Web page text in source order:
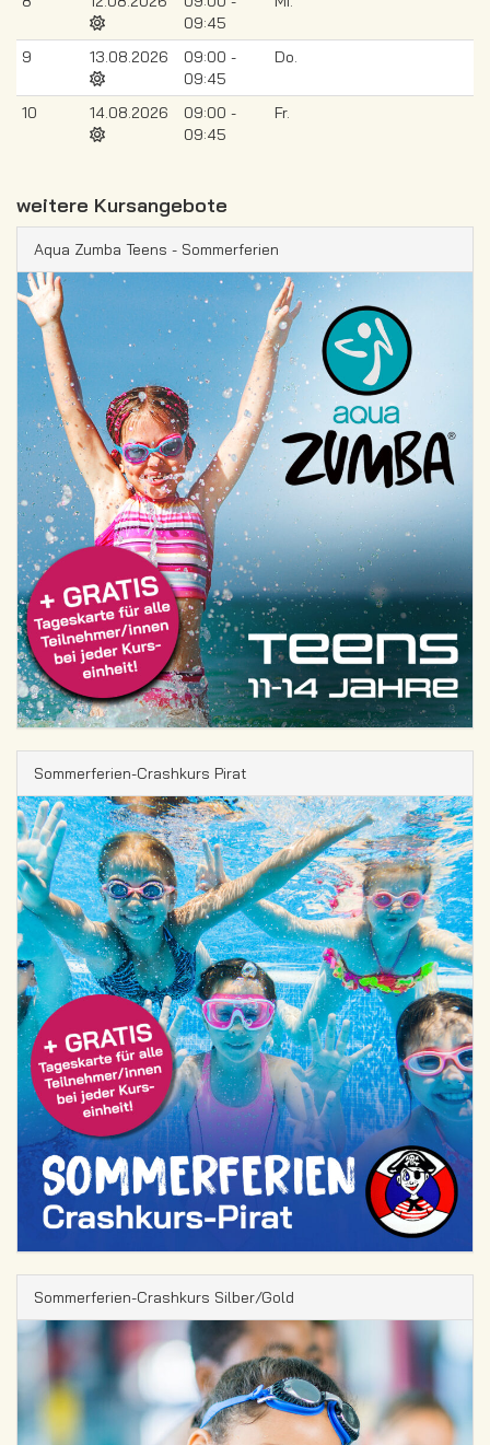
09:45
9 13.08.2026
09:00 -
09:45
Do.
10 14.08.2026
09:00 -
09:45
Fr.
weitere Kursangebote
Aqua Zumba Teens - Sommerferien
Sommerferien-Crashkurs Pirat
Sommerferien-Crashkurs Silber/Gold